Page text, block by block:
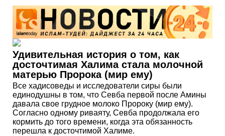
Удивительная история о том, как
досточтимая Халима стала молочной
матерью Пророка (мир ему)
Все хадисоведы и исследователи сиры были
единодушны в том, что Севба первой после Амины
давала свое грудное молоко Пророку (мир ему).
Согласно одному риваяту, Севба продолжала его
кормить до того времени, когда эта обязанность
перешла к досточтимой Халиме.